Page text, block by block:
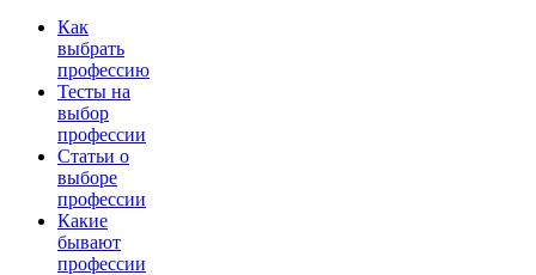
Как
выбрать
профессию
Тесты на
выбор
профессии
Статьи о
выборе
профессии
Какие
бывают
профессии